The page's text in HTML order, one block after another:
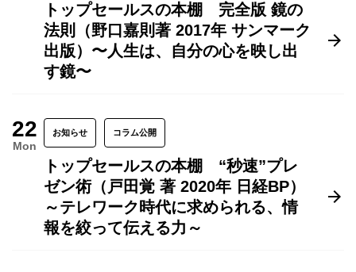
トップセールスの本棚 完全版 鏡の
法則（野口嘉則著 2017年 サンマーク
出版）〜人生は、自分の心を映し出
す鏡〜
22
Mon
お知らせ コラム公開
トップセールスの本棚 “秒速”プレ
ゼン術（戸田覚 著 2020年 日経BP）
～テレワーク時代に求められる、情
報を絞って伝える力～